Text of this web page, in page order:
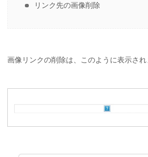
リンク先の画像削除
画像リンクの削除は、このように表示され